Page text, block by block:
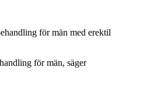
för män med erektil
för män, säger